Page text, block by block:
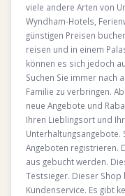
viele andere Arten von
Wyndham-Hotels,
günstigen Preisen
reisen und in einem
können es sich jedoch
Suchen Sie immer nach
Familie zu verbringen.
neue Angebote und
Ihren Lieblingsort und
Unterhaltungsangebote.
Angeboten registrieren.
aus gebucht werden.
Testsieger. Dieser
Kundenservice. Es gibt